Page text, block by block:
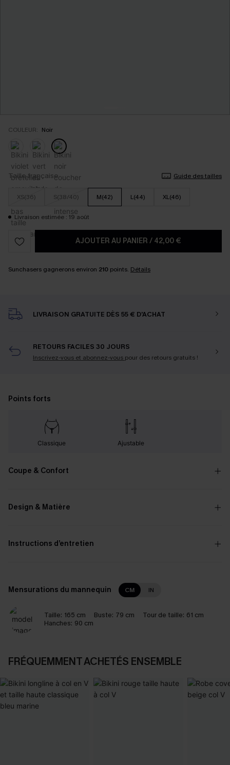
COULEUR: Noir
Taille française Guide des tailles
XS(36) S(38/40) M(42) L(44) XL(46)
Livraison estimée : 19 août
AJOUTER AU PANIER / 42,00 €
Sunchasers gagnerons environ 210 points. Détails
LIVRAISON GRATUITE DÈS 55 € D'ACHAT
RETOURS FACILES 30 JOURS
Inscrivez-vous et abonnez-vous pour des retours gratuits !
Points forts
Classique Ajustable
Coupe & Confort
Design & Matière
Instructions d’entretien
Mensurations du mannequin CM IN
Taille: 165 cm Buste: 79 cm Tour de taille: 61 cm
Hanches: 90 cm
FRÉQUEMMENT ACHETÉS ENSEMBLE